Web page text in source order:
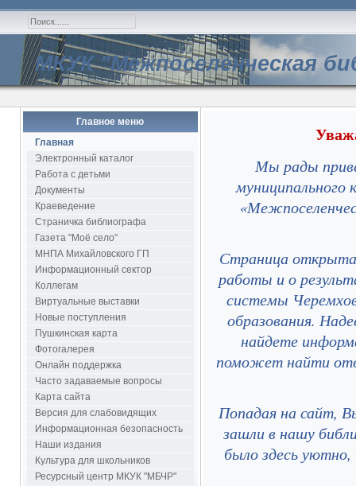
МКУК "Межпоселенческая
Главное меню
Главная
Электронный каталог
Работа с детьми
Документы
Краеведение
Страничка библиографа
Газета "Моё село"
МНПА Михайловского ГП
Информационный сектор
Коллегам
Виртуальные выставки
Новые поступления
Пушкинская карта
Фотогалерея
Онлайн поддержка
Часто задаваемые вопросы
Карта сайта
Версия для слабовидящих
Информационная безопасность
Наши издания
Культура для школьников
Ресурсный центр МКУК "МБЧР"
Мы рады
муниципального
Страница открыта
работы и о
системы
образования.
найдете
поможет найти
Попадая на сайт,
зашли в нашу
было здесь